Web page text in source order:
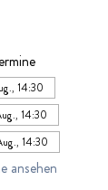
14:30
14:30
14:30
ansehen